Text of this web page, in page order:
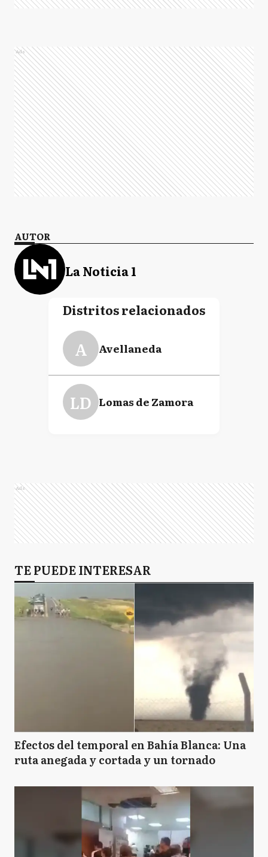
Ads
AUTOR
La Noticia 1
Distritos relacionados
A Avellaneda
LD Lomas de Zamora
Ads
TE PUEDE INTERESAR
Efectos del temporal en Bahía Blanca: Una
ruta anegada y cortada y un tornado